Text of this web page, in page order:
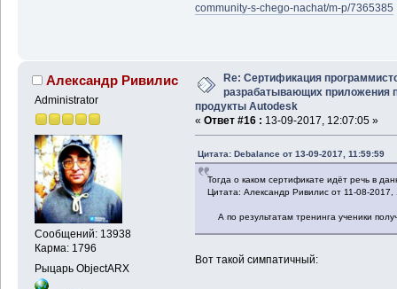
community-s-chego-nachat/m-p/7365385
Александр Ривилис
Administrator
Сообщений: 13938
Карма: 1796
Рыцарь ObjectARX
Re: Сертификация
разрабатывающих приложения
продукты Autodesk
« Ответ #16 : 13-09-2017, 12:07:05 »
Цитата: Debalance от 13-09-2017, 11:59:59
Тогда о каком сертификате идёт речь в
Цитата: Александр Ривилис от 11-08-2017,
А по результатам тренинга ученики
Вот такой симпатичный: